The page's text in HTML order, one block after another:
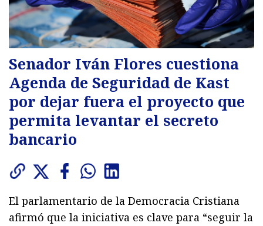
Senador Iván Flores cuestiona
Agenda de Seguridad de Kast
por dejar fuera el proyecto que
permita levantar el secreto
bancario
El parlamentario de la Democracia Cristiana
afirmó que la iniciativa es clave para “seguir la